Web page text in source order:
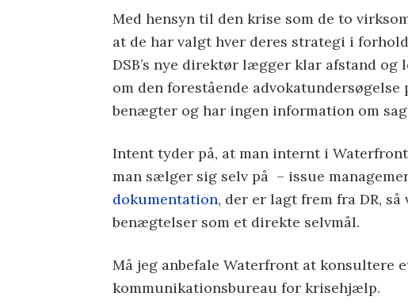
Med hensyn til den krise som de to
at de har valgt hver deres strategi i
DSB’s nye direktør lægger klar afstand
om den forestående advokatundersøgelse
benægter og har ingen information om
Intent tyder på, at man internt i
man sælger sig selv på – issue
dokumentation, der er lagt frem fra DR,
benægtelser som et direkte selvmål.
Må jeg anbefale Waterfront at konsultere
kommunikationsbureau for krisehjælp.